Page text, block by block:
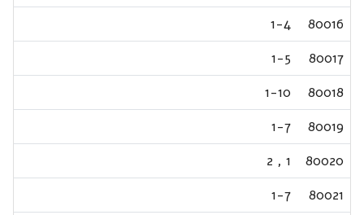
80016
1-4
80017
1-5
80018
1-10
80019
1-7
80020
1
,
2
80021
1-7